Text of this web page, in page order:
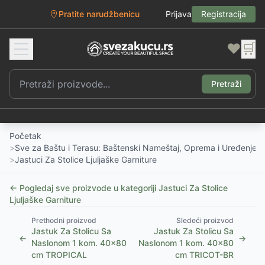
Pratite narudžbenicu Prijava Registracija
❤️ 🛒
Pretraži
Početak
>Sve za Baštu i Terasu: Baštenski Nameštaj, Oprema i Uređenje
>Jastuci Za Stolice Ljuljaške Garniture
← Pogledaj sve proizvode u kategoriji Jastuci Za Stolice
Ljuljaške Garniture
←
Prethodni proizvod
Jastuk Za Stolicu Sa
Naslonom 1 kom. 40x80
cm TROPICAL
Sledeći proizvod
Jastuk Za Stolicu Sa
Naslonom 1 kom. 40x80
cm TRICOT-BR
→